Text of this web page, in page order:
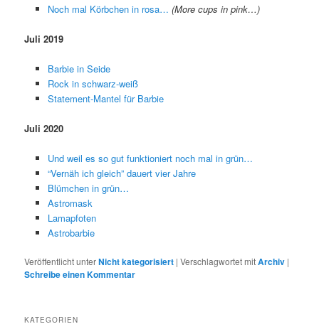
Noch mal Körbchen in rosa… (More cups in pink…)
Juli 2019
Barbie in Seide
Rock in schwarz-weiß
Statement-Mantel für Barbie
Juli 2020
Und weil es so gut funktioniert noch mal in grün…
“Vernäh ich gleich” dauert vier Jahre
Blümchen in grün…
Astromask
Lamapfoten
Astrobarbie
Veröffentlicht unterNicht kategorisiert |Verschlagwortet mitArchiv |
Schreibe einen Kommentar
KATEGORIEN